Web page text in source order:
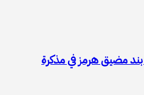
بند مضيق هرمز في مذكرة